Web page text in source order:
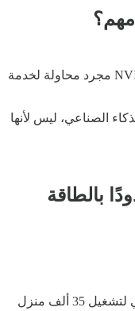
قد يظن البعض أن تصريحات مؤسس NVIDIA مجرد محاولة لخدمة
الصناعي، ليس لأنها
بالطاقة
تدريب نموذج بحجم GPT-4 يستهلك ما يكفي لتشغيل 35 ألف منزل